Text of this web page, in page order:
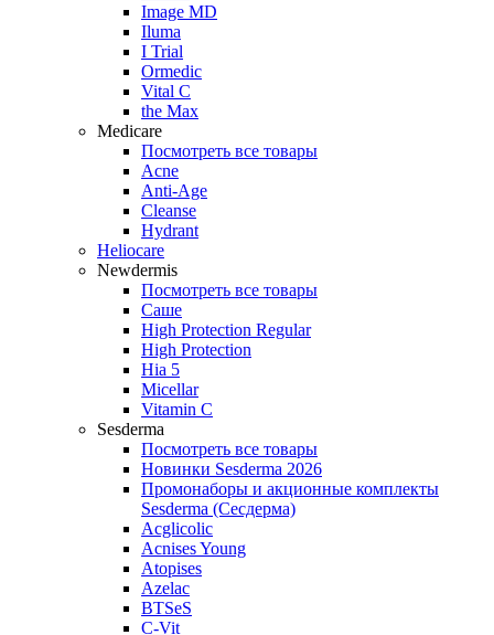
Image MD
Iluma
I Trial
Ormedic
Vital C
the Max
Medicare
Посмотреть все товары
Acne
Anti‑Age
Cleanse
Hydrant
Heliocare
Newdermis
Посмотреть все товары
Саше
High Protection Regular
High Protection
Hia 5
Micellar
Vitamin C
Sesderma
Посмотреть все товары
Новинки Sesderma 2026
Промонаборы и акционные комплекты
Sesderma (Сесдерма)
Acglicolic
Acnises Young
Atopises
Azelac
BTSeS
C‑Vit